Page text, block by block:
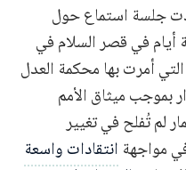
عُقدت جلسة استماع حول
أيام في قصر السلام في
أمرت بها محكمة العدل
بموجب ميثاق الأمم
لم تُفلح في تغيير
مواجهة انتقادات واسعة